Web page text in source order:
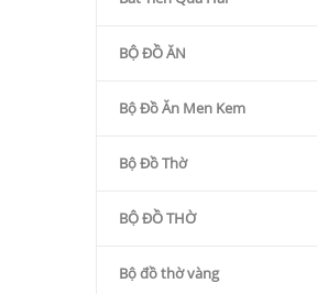
BỘ ĐỒ ĂN
Bộ Đồ Ăn Men Kem
Bộ Đồ Thờ
BỘ ĐỒ THỜ
Bộ đồ thờ vàng